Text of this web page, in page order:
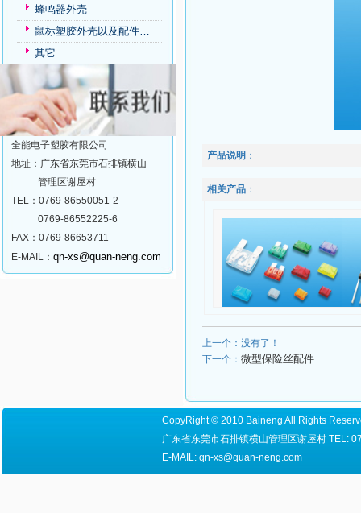
蜂鸣器外壳
鼠标塑胶外壳以及配件…
其它
全能电子塑胶有限公司
地址：广东省东莞市石排镇横山
管理区谢屋村
TEL：0769-86550051-2
0769-86552225-6
FAX：0769-86653711
E-MAIL： qn-xs@quan-neng.com
产品说明 ：
相关产品：
上一个：没有了！
下一个： 微型保险丝配件
CopyRight © 2010 Baineng All Rights
广东省东莞市石排镇横山管理区谢屋村 TEL:
E-MAIL: qn-xs@quan-neng.com